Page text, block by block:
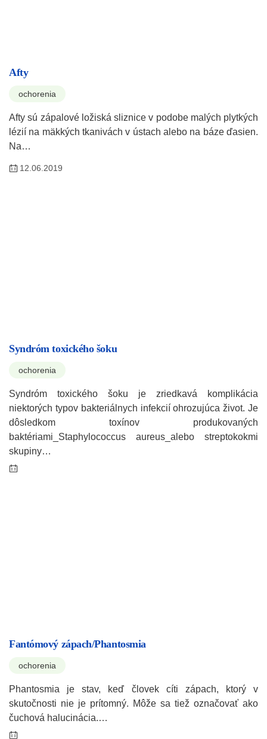
Afty
ochorenia
Afty sú zápalové ložiská sliznice v podobe malých plytkých
lézií na mäkkých tkanivách v ústach alebo na báze ďasien.
Na…
12.06.2019
Syndróm toxického šoku
ochorenia
Syndróm toxického šoku je zriedkavá komplikácia
niektorých typov bakteriálnych infekcií ohrozujúca život. Je
dôsledkom toxínov produkovaných
baktériami_Staphylococcus aureus_alebo streptokokmi
skupiny…
Fantómový zápach/Phantosmia
ochorenia
Phantosmia je stav, keď človek cíti zápach, ktorý v
skutočnosti nie je prítomný. Môže sa tiež označovať ako
čuchová halucinácia.…